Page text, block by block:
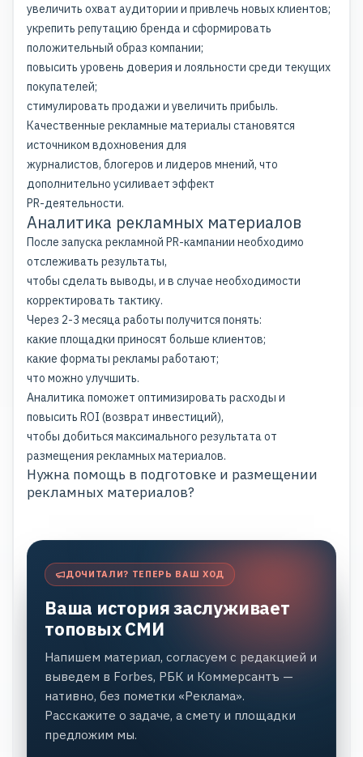
увеличить охват аудитории и привлечь новых клиентов;
укрепить репутацию бренда и сформировать
положительный образ компании;
повысить уровень доверия и лояльности среди текущих
покупателей;
стимулировать продажи и увеличить прибыль.
Качественные рекламные материалы становятся
источником вдохновения для
журналистов, блогеров и лидеров мнений, что
дополнительно усиливает эффект
PR-деятельности.
Аналитика рекламных материалов
После запуска рекламной PR-кампании необходимо
отслеживать результаты,
чтобы сделать выводы, и в случае необходимости
корректировать тактику.
Через 2-3 месяца работы получится понять:
какие площадки приносят больше клиентов;
какие форматы рекламы работают;
что можно улучшить.
Аналитика поможет оптимизировать расходы и
повысить ROI (возврат инвестиций),
чтобы добиться максимального результата от
размещения рекламных материалов.
Нужна помощь в подготовке и размещении
рекламных материалов?
ДОЧИТАЛИ? ТЕПЕРЬ ВАШ ХОД
Ваша история заслуживает
топовых СМИ
Напишем материал, согласуем с редакцией и
выведем в Forbes, РБК и Коммерсантъ —
нативно, без пометки «Реклама».
Расскажите о задаче, а смету и площадки
предложим мы.